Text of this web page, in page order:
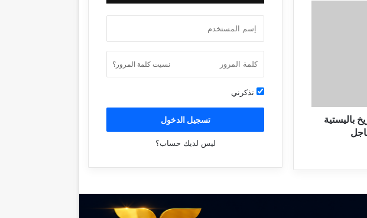
باليستية
نسيت كلمة المرور؟
تذكرني
تسجيل الدخول
ليس لديك حساب؟